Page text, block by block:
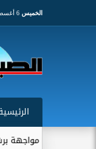
الخميس
مواجهة برشلونة في